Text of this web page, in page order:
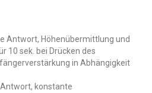
Antwort, Höhenübermittlung und
10 sek. bei Drücken des
in Abhängigkeit
Antwort, konstante